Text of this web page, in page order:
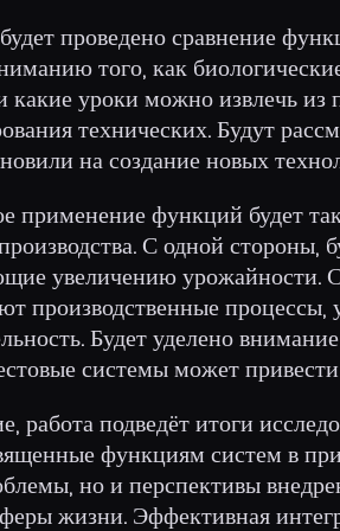
проведено сравнение
того, как
уроки можно извлечь из
технических. Будут
на создание новых
применение функций будет
С одной стороны,
увеличению урожайности.
производственные
Будет уделено
системы может
работа подведёт итоги
функциям систем в
но и перспективы
жизни. Эффективная